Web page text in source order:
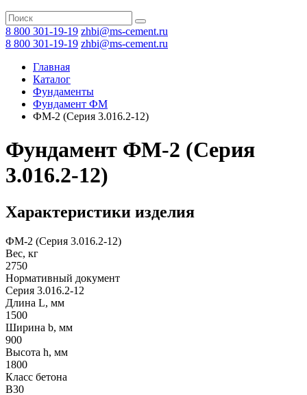
8 800 301-19-19 zhbi@ms-cement.ru
8 800 301-19-19 zhbi@ms-cement.ru
Главная
Каталог
Фундаменты
Фyндамент ФМ
ФМ-2 (Серия 3.016.2-12)
Фундамент ФМ-2 (Серия
3.016.2-12)
Характеристики изделия
ФМ-2 (Серия 3.016.2-12)
Вес, кг
2750
Нормативный документ
Серия 3.016.2-12
Длина L, мм
1500
Ширина b, мм
900
Высота h, мм
1800
Класс бетона
B30